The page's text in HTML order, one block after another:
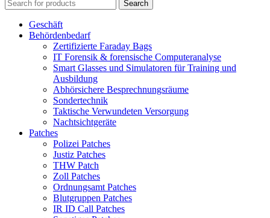
Search
Geschäft
Behördenbedarf
Zertifizierte Faraday Bags
IT Forensik & forensische Computeranalyse
Smart Glasses und Simulatoren für Training und
Ausbildung
Abhörsichere Besprechnungsräume
Sondertechnik
Taktische Verwundeten Versorgung
Nachtsichtgeräte
Patches
Polizei Patches
Justiz Patches
THW Patch
Zoll Patches
Ordnungsamt Patches
Blutgruppen Patches
IR ID Call Patches